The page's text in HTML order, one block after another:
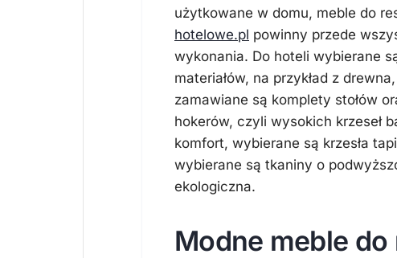
użytkowane w domu, meble do
hotelowe.pl powinny przede
wykonania. Do hoteli wybierane
materiałów, na przykład z
zamawiane są komplety stołów
hokerów, czyli wysokich krzeseł
komfort, wybierane są krzesła
wybierane są tkaniny o
ekologiczna.
Modne meble